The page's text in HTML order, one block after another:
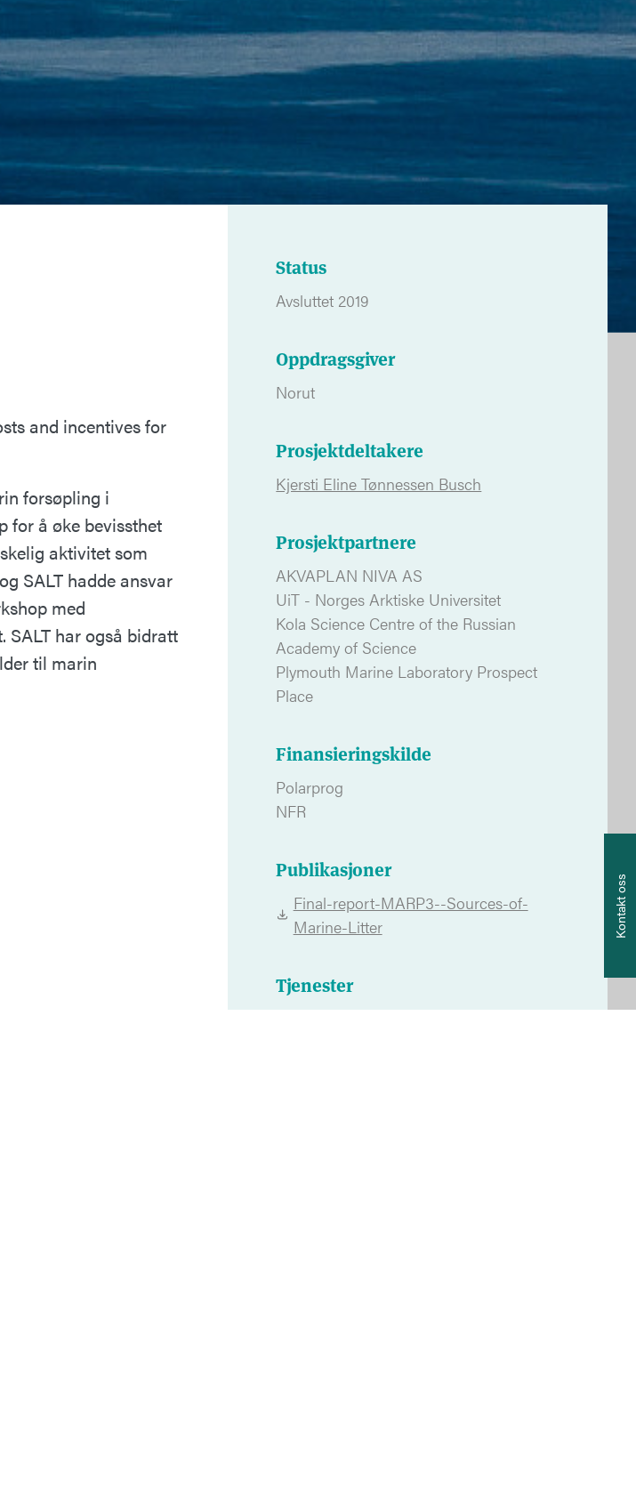
and incentives for
forsøpling i
for å øke bevissthet
aktivitet som
SALT hadde ansvar
med
SALT har også bidratt
til marin
Status
Avsluttet 2019
Oppdragsgiver
Norut
Prosjektdeltakere
Kjersti Eline Tønnessen Busch
Prosjektpartnere
AKVAPLAN NIVA AS
UiT - Norges Arktiske Universitet
Kola Science Centre of the Russian
Academy of Science
Plymouth Marine Laboratory Prospect
Place
Finansieringskilde
Polarprog
NFR
Publikasjoner
Final-report-MARP3--Sources-of-
Marine-Litter
Tjenester
Kontakt oss